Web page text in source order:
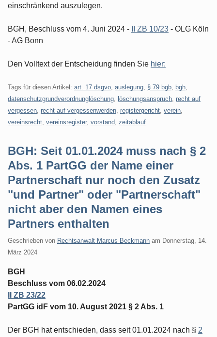
einschränkend auszulegen.
BGH, Beschluss vom 4. Juni 2024 - II ZB 10/23 - OLG Köln
- AG Bonn
Den Volltext der Entscheidung finden Sie hier:
Tags für diesen Artikel: art. 17 dsgvo auslegung § 79 bgb bgh
datenschutzgrundverordnunglöschung
löschungsanspruch recht auf
vergessen recht auf vergessenwerden registergericht verein
vereinsrecht vereinsregister, vorstand zeitablauf
BGH: Seit 01.01.2024 muss nach § 2
Abs. 1 PartGG der Name einer
Partnerschaft nur noch den Zusatz
"und Partner" oder "Partnerschaft"
nicht aber den Namen eines
Partners enthalten
Geschrieben von Rechtsanwalt Marcus Beckmann am Donnerstag, 14.
März 2024
BGH
Beschluss vom 06.02.2024
II ZB 23/22
PartGG idF vom 10. August 2021 § 2 Abs. 1
Der BGH hat entschieden, dass seit 01.01.2024 nach § 2